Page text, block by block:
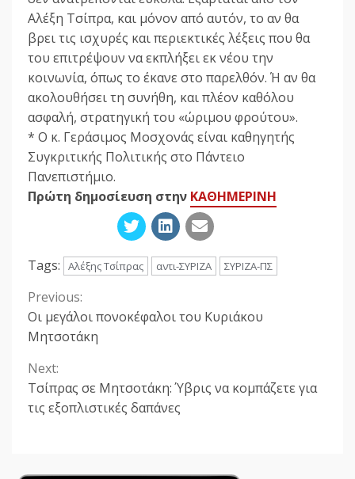
Αλέξη Τσίπρα, και μόνον από αυτόν, το αν θα
βρει τις ισχυρές και περιεκτικές λέξεις που θα
του επιτρέψουν να εκπλήξει εκ νέου την
κοινωνία, όπως το έκανε στο παρελθόν. Ή αν θα
ακολουθήσει τη συνήθη, και πλέον καθόλου
ασφαλή, στρατηγική του «ώριμου φρούτου».
* Ο κ. Γεράσιμος Μοσχονάς είναι καθηγητής
Συγκριτικής Πολιτικής στο Πάντειο
Πανεπιστήμιο.
Πρώτη δημοσίευση στην ΚΑΘΗΜΕΡΙΝΗ
Tags: Αλέξης Τσίπρας αντι-ΣΥΡΙΖΑ ΣΥΡΙΖΑ-ΠΣ
Continue
Reading
Previous:
Οι μεγάλοι πονοκέφαλοι του Κυριάκου
Μητσοτάκη
Next:
Τσίπρας σε Μητσοτάκη: Ύβρις να κομπάζετε για
τις εξοπλιστικές δαπάνες